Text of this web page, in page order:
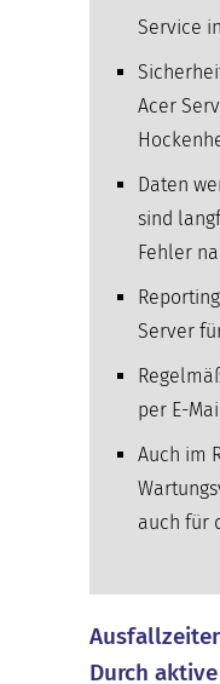
Service
Acer
Daten
sind
Fehler
Server
per E-
Auch im
auch für
Durch